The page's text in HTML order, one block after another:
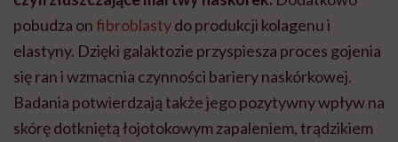
pobudza onfibroblastydo produkcji kolagenu i
elastyny. Dzięki galaktozie przyspiesza proces gojenia
się ran i wzmacnia czynności bariery naskórkowej.
Badania potwierdzają także jego pozytywny wpływ na
skórę dotkniętą łojotokowym zapaleniem, trądzikiem